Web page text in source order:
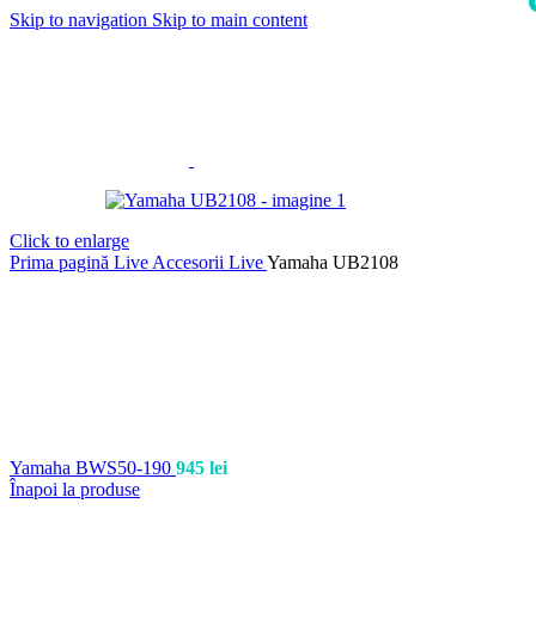
Skip to navigation Skip to main content
Click to enlarge
Prima pagină Live Accesorii LiveYamaha UB2108
Yamaha BWS50-190 945 lei
Înapoi la produse